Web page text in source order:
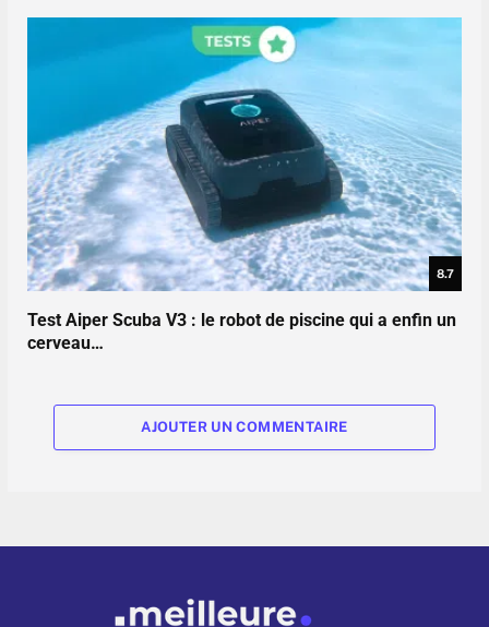
8.7
Test Aiper Scuba V3 : le robot de piscine qui a enfin un
cerveau…
AJOUTER UN COMMENTAIRE